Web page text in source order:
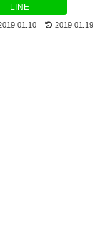
LINE
2019.01.19